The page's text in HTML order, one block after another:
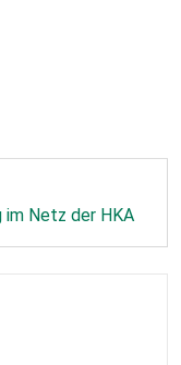
im Netz der HKA